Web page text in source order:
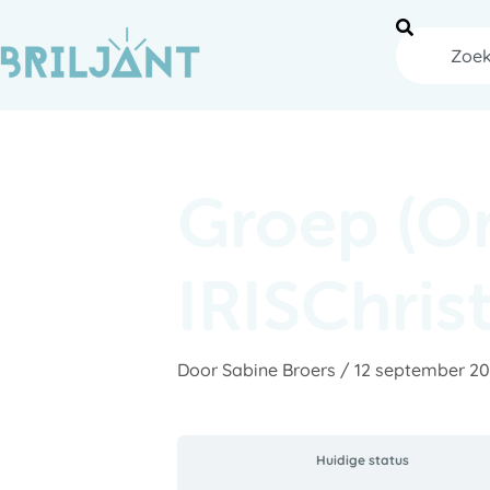
de
inhoud
Zoeken
Door Sabine Broers / 12 september
Huidige status